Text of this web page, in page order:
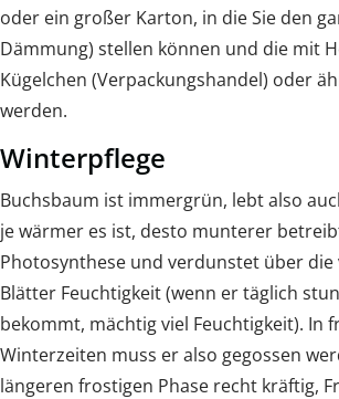
oder ein großer Karton, in die Sie den
Dämmung) stellen können und die mit
Kügelchen (Verpackungshandel) oder
werden.
Winterpflege
Buchsbaum ist immergrün, lebt also
je wärmer es ist, desto munterer
Photosynthese und verdunstet über die
Blätter Feuchtigkeit (wenn er täglich
bekommt, mächtig viel Feuchtigkeit). In
Winterzeiten muss er also gegossen
längeren frostigen Phase recht kräftig,